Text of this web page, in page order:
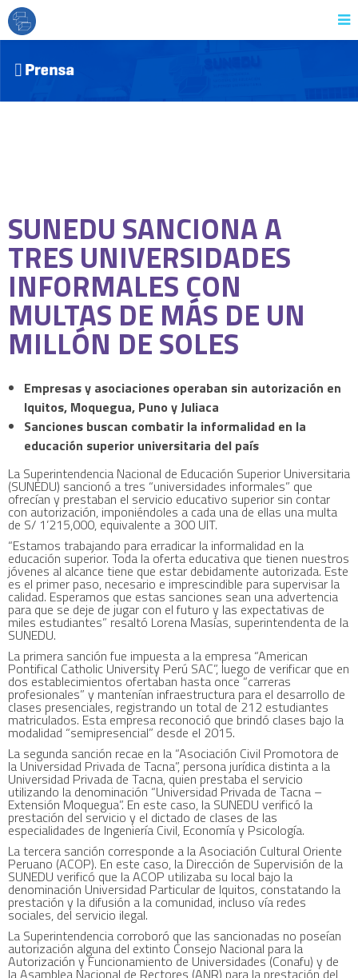
SUNEDU SANCIONA A
TRES UNIVERSIDADES
INFORMALES CON
MULTAS DE MÁS DE UN
MILLÓN DE SOLES
Empresas y asociaciones operaban sin autorización en
Iquitos, Moquegua, Puno y Juliaca
Sanciones buscan combatir la informalidad en la
educación superior universitaria del país
La Superintendencia Nacional de Educación Superior Universitaria
(SUNEDU) sancionó a tres “universidades informales” que
ofrecían y prestaban el servicio educativo superior sin contar
con autorización, imponiéndoles a cada una de ellas una multa
de S/ 1’215,000, equivalente a 300 UIT.
“Estamos trabajando para erradicar la informalidad en la
educación superior. Toda la oferta educativa que tienen nuestros
jóvenes al alcance tiene que estar debidamente autorizada. Este
es el primer paso, necesario e imprescindible para supervisar la
calidad. Esperamos que estas sanciones sean una advertencia
para que se deje de jugar con el futuro y las expectativas de
miles estudiantes” resaltó Lorena Masías, superintendenta de la
SUNEDU.
La primera sanción fue impuesta a la empresa “American
Pontifical Catholic University Perú SAC”, luego de verificar que en
dos establecimientos ofertaban hasta once “carreras
profesionales” y mantenían infraestructura para el desarrollo de
clases presenciales, registrando un total de 212 estudiantes
matriculados. Esta empresa reconoció que brindó clases bajo la
modalidad “semipresencial” desde el 2015.
La segunda sanción recae en la “Asociación Civil Promotora de
la Universidad Privada de Tacna”, persona jurídica distinta a la
Universidad Privada de Tacna, quien prestaba el servicio
utilizando la denominación “Universidad Privada de Tacna –
Extensión Moquegua”. En este caso, la SUNEDU verificó la
prestación del servicio y el dictado de clases de las
especialidades de Ingeniería Civil, Economía y Psicología.
La tercera sanción corresponde a la Asociación Cultural Oriente
Peruano (ACOP). En este caso, la Dirección de Supervisión de la
SUNEDU verificó que la ACOP utilizaba su local bajo la
denominación Universidad Particular de Iquitos, constatando la
prestación y la difusión a la comunidad, incluso vía redes
sociales, del servicio ilegal.
La Superintendencia corroboró que las sancionadas no poseían
autorización alguna del extinto Consejo Nacional para la
Autorización y Funcionamiento de Universidades (Conafu) y de
la Asamblea Nacional de Rectores (ANR) para la prestación del